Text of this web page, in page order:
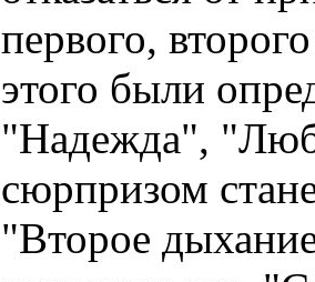
первого,
этого были
"Надежда",
сюрпризом
"Второе